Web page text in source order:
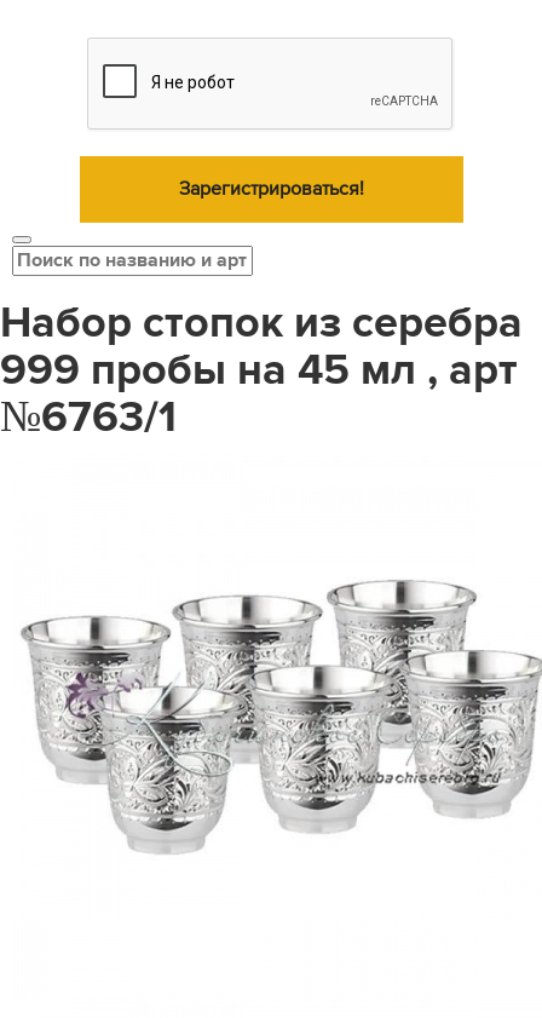
Зарегистрироваться!
Набор стопок из серебра
999 пробы на 45 мл , арт
№6763/1